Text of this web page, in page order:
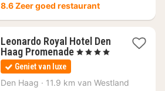
8.6 Zeer goed restaurant
Leonardo Royal Hotel Den
Haag Promenade1
€
, 4 Sterren
Geniet van luxe
Den Haag · 11.9 km van Westland